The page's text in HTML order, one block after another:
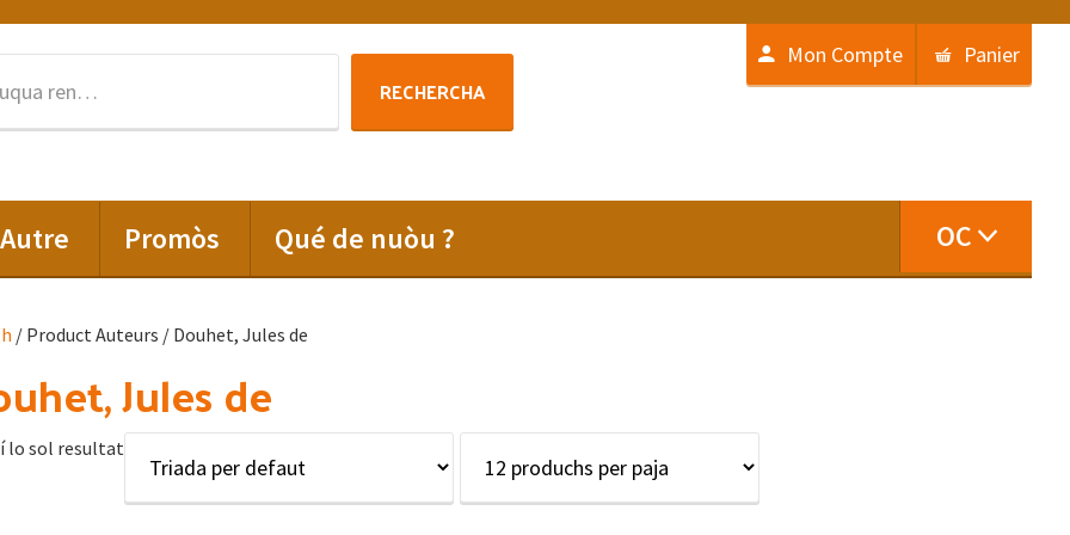
:
RECHERCHA
Mon Compte Panier
Autre Promòs Qué de nuòu ? OC
/ Product Auteurs / Douhet, Jules de
Jules de
lo sol resultat